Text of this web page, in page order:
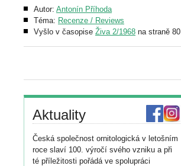
Autor: Antonín Příhoda
Téma: Recenze / Reviews
Vyšlo v časopise Živa 2/1968 na straně 80
Aktuality
Česká společnost ornitologická v letošním
roce slaví 100. výročí svého vzniku a při
té příležitosti pořádá ve spolupráci